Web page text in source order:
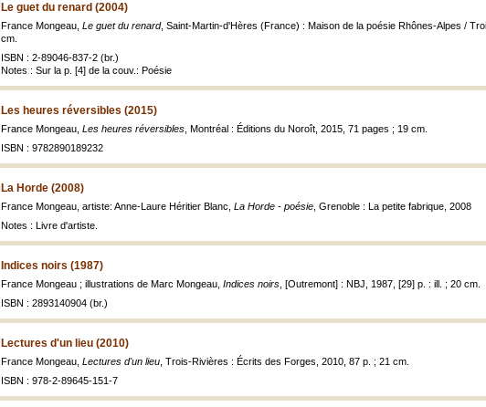
Le guet du renard (2004)
France Mongeau, Le guet du renard, Saint-Martin-d'Hères (France) : Maison de la poésie Rhônes-Alpes /
cm.
ISBN : 2-89046-837-2 (br.)
Notes : Sur la p. [4] de la couv.: Poésie
Les heures réversibles (2015)
France Mongeau, Les heures réversibles , Montréal : Éditions du Noroît, 2015, 71 pages ; 19 cm.
ISBN : 9782890189232
La Horde (2008)
France Mongeau, artiste: Anne-Laure Héritier Blanc, La Horde - poésie , Grenoble : La petite fabrique, 2008
Notes : Livre d'artiste.
Indices noirs (1987)
France Mongeau ; illustrations de Marc Mongeau, Indices noirs , [Outremont] : NBJ, 1987, [29] p. : ill. ; 20 cm.
ISBN : 2893140904 (br.)
Lectures d'un lieu (2010)
France Mongeau, Lectures d'un lieu , Trois-Rivières : Écrits des Forges, 2010, 87 p. ; 21 cm.
ISBN : 978-2-89645-151-7